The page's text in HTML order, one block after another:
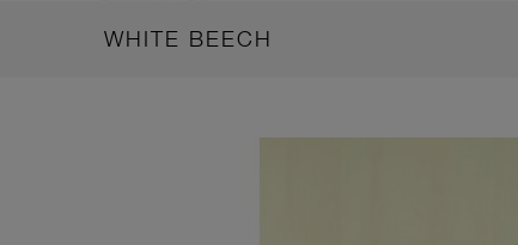
WHITE BEECH